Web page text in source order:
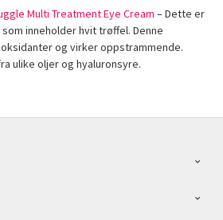
Multi Treatment Eye Cream – Dette er
inneholder hvit trøffel. Denne
og virker oppstrammende.
ulike oljer og hyaluronsyre.